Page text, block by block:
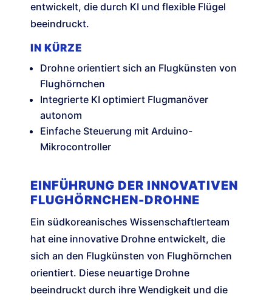
entwickelt, die durch KI und flexible Flügel
beeindruckt.
IN KÜRZE
Drohne orientiert sich an Flugkünsten von
Flughörnchen
Integrierte KI optimiert Flugmanöver
autonom
Einfache Steuerung mit Arduino-
Mikrocontroller
EINFÜHRUNG DER INNOVATIVEN
FLUGHÖRNCHEN-DROHNE
Ein südkoreanisches Wissenschaftlerteam
hat eine innovative Drohne entwickelt, die
sich an den Flugkünsten von Flughörnchen
orientiert. Diese neuartige Drohne
beeindruckt durch ihre Wendigkeit und die